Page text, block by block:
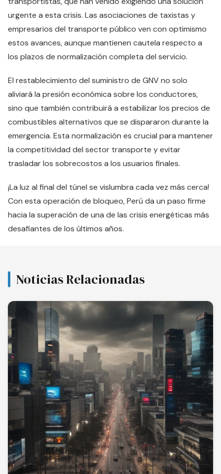
urgente a esta crisis. Las asociaciones de taxistas y
empresarios del transporte público ven con optimismo
estos avances, aunque mantienen cautela respecto a
los plazos de normalización completa del servicio.
El restablecimiento del suministro de GNV no solo
aliviará la presión económica sobre los conductores,
sino que también contribuirá a estabilizar los precios de
combustibles alternativos que se dispararon durante la
emergencia. Esta normalización es crucial para mantener
la competitividad del sector transporte y evitar
trasladar los sobrecostos a los usuarios finales.
¡La luz al final del túnel se vislumbra cada vez más cerca!
Con esta operación de bloqueo, Perú da un paso firme
hacia la superación de una de las crisis energéticas más
desafiantes de los últimos años.
Noticias Relacionadas